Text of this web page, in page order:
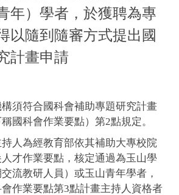
年）學者，於獲聘為專
以隨到隨審方式提出國
計畫申請
構須符合國科會補助專題研究計畫
國科會作業要點）第2點規定。
持人為經教育部依其補助大專校院
才作業要點，核定通過為玉山學
流教研人員）或玉山青年學者，
會作業要點第3點計畫主持人資格者